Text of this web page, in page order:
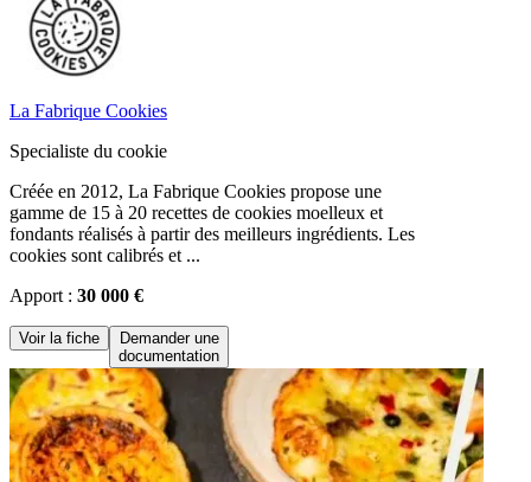
La Fabrique Cookies
Specialiste du cookie
Créée en 2012, La Fabrique Cookies propose une
gamme de 15 à 20 recettes de cookies moelleux et
fondants réalisés à partir des meilleurs ingrédients. Les
cookies sont calibrés et ...
Apport : 30 000 €
Voir la fiche
Demander une
documentation